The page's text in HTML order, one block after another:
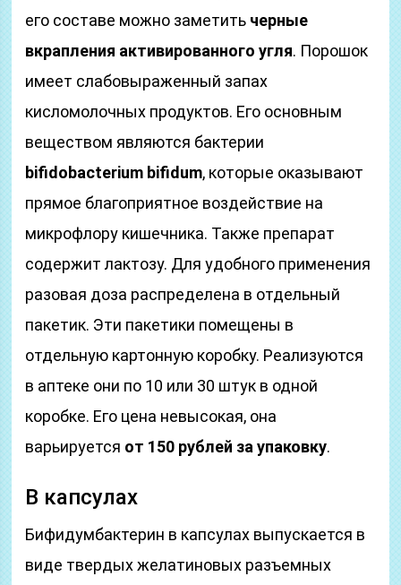
его составе можно заметить черные
вкрапления активированного угля. Порошок
имеет слабовыраженный запах
кисломолочных продуктов. Его основным
веществом являются бактерии
bifidobacterium bifidum, которые оказывают
прямое благоприятное воздействие на
микрофлору кишечника. Также препарат
содержит лактозу. Для удобного применения
разовая доза распределена в отдельный
пакетик. Эти пакетики помещены в
отдельную картонную коробку. Реализуются
в аптеке они по 10 или 30 штук в одной
коробке. Его цена невысокая, она
варьируется от 150 рублей за упаковку.
В капсулах
Бифидумбактерин в капсулах выпускается в
виде твердых желатиновых разъемных